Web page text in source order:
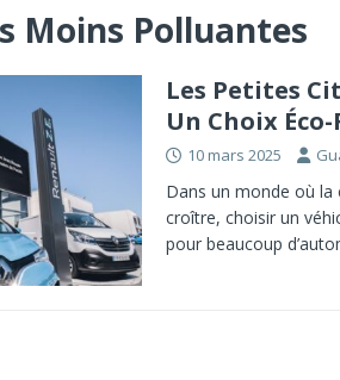
Moins Polluantes
Les Petites
Un Choix
10 mars 2025
Dans un monde où la
croître, choisir un
pour beaucoup